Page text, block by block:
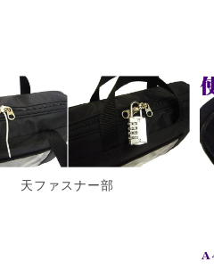
天ファスナー部